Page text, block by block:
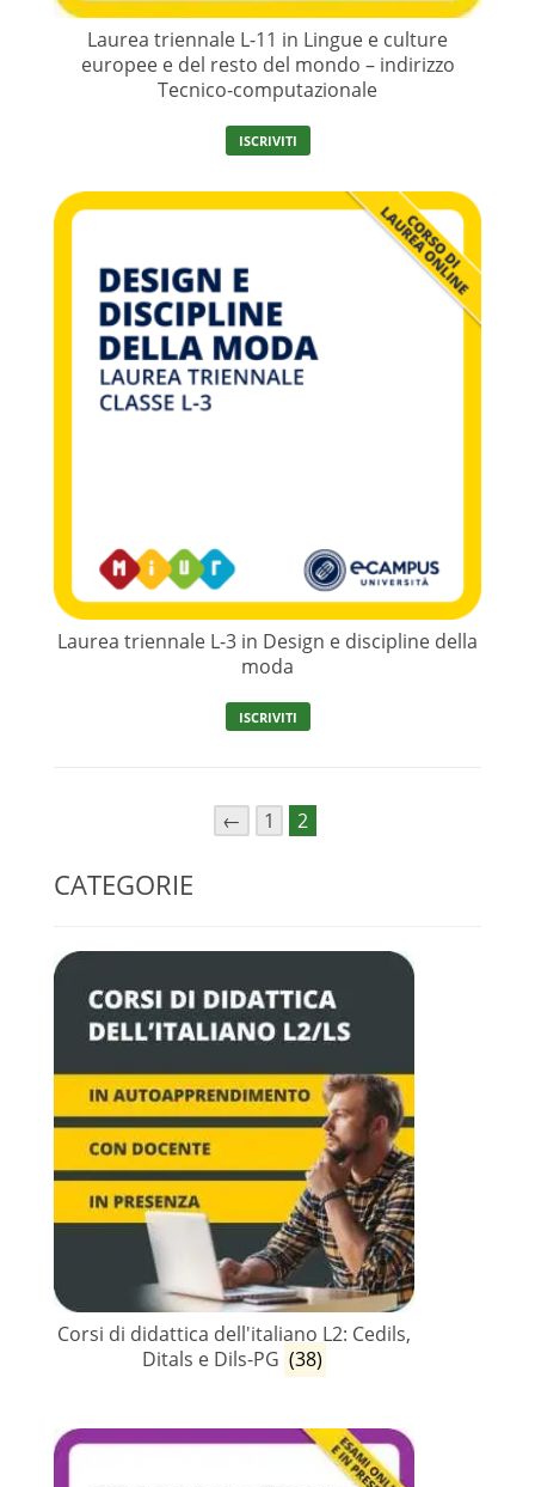
Laurea triennale L-11 in Lingue e culture
europee e del resto del mondo – indirizzo
Tecnico-computazionale
ISCRIVITI
Laurea triennale L-3 in Design e discipline della
moda
ISCRIVITI
← 1 2
CATEGORIE
Corsi di didattica dell'italiano L2: Cedils,
Ditals e Dils-PG (38)